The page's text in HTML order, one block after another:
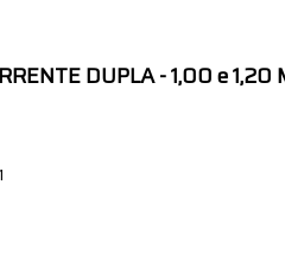
DUPLA - 1,00 e 1,20